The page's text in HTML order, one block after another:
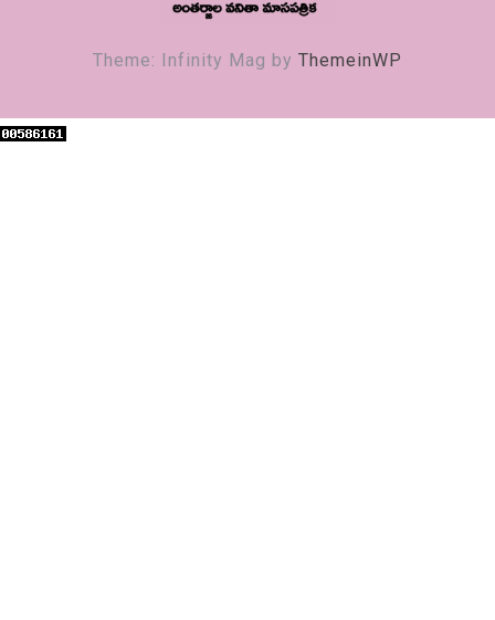
Theme: Infinity Mag by ThemeinWP